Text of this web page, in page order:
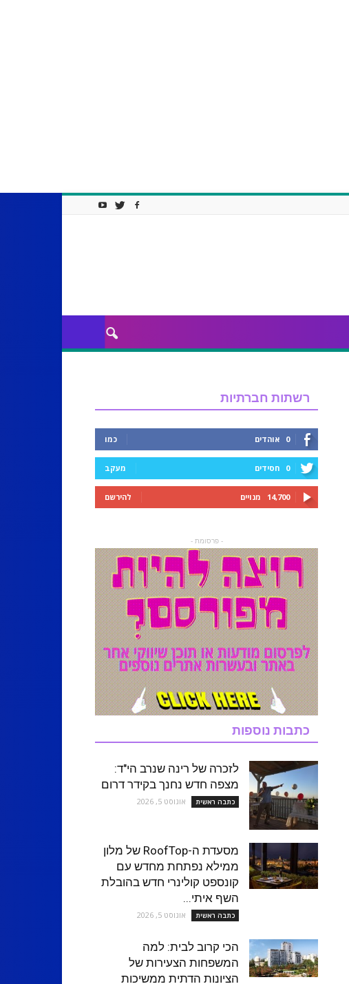
רשתות חברתיות
0 אוהדים כמו
0 חסידים מעקב
14,700 מנויים להירשם
- פרסומת -
כתבות נוספות
לזכרה של רינה שנרב הי"ד:
מצפה חדש נחנך בקידר דרום
כתבה ראשית אוגוסט 5, 2026
מסעדת ה-RoofTop של מלון
ממילא נפתחת מחדש עם
קונספט קולינרי חדש בהובלת
השף איתי...
כתבה ראשית אוגוסט 5, 2026
הכי קרוב לבית: למה
המשפחות הצעירות של
הציונות הדתית ממשיכות